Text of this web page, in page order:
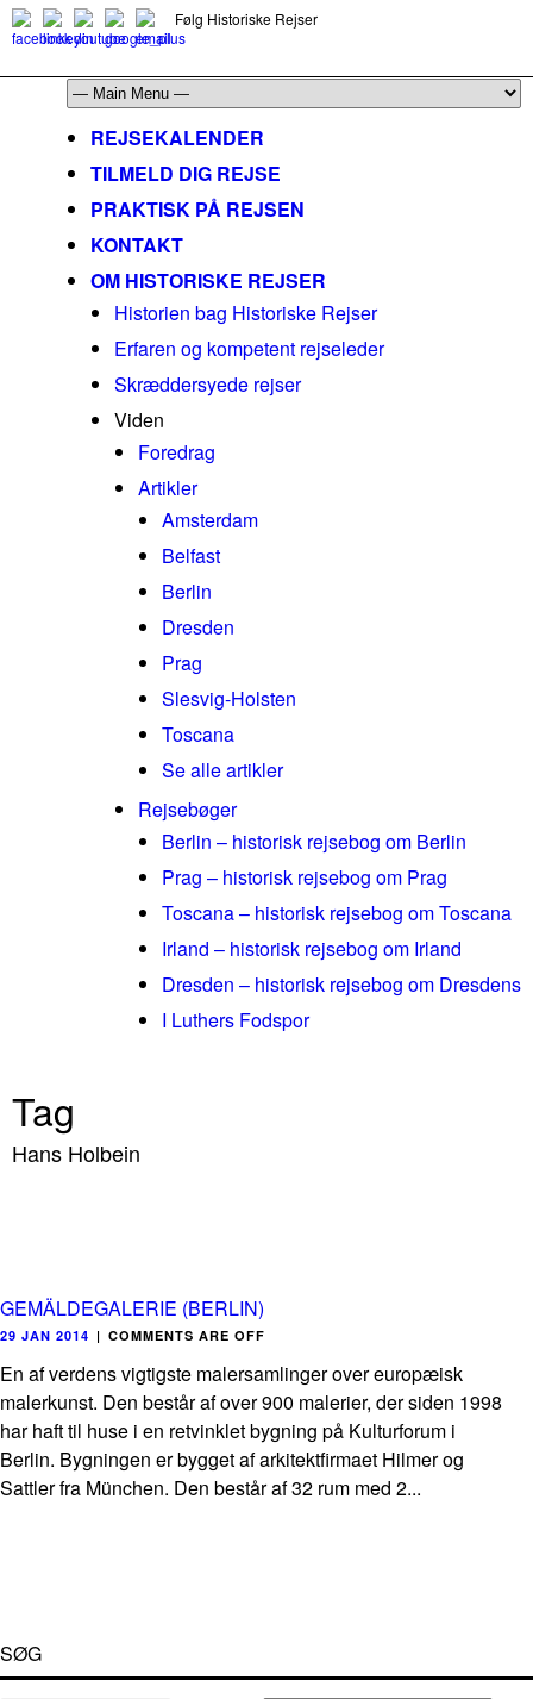
Følg Historiske Rejser
REJSEKALENDER
TILMELD DIG REJSE
PRAKTISK PÅ REJSEN
KONTAKT
OM HISTORISKE REJSER
Historien bag Historiske Rejser
Erfaren og kompetent rejseleder
Skræddersyede rejser
Viden
Foredrag
Artikler
Amsterdam
Belfast
Berlin
Dresden
Prag
Slesvig-Holsten
Toscana
Se alle artikler
Rejsebøger
Berlin – historisk rejsebog om Berlin
Prag – historisk rejsebog om Prag
Toscana – historisk rejsebog om Toscana
Irland – historisk rejsebog om Irland
Dresden – historisk rejsebog om Dresdens
I Luthers Fodspor
Tag
Hans Holbein
GEMÄLDEGALERIE (BERLIN)
29 JAN 2014 | COMMENTS ARE OFF
En af verdens vigtigste malersamlinger over europæisk
malerkunst. Den består af over 900 malerier, der siden 1998
har haft til huse i en retvinklet bygning på Kulturforum i
Berlin. Bygningen er bygget af arkitektfirmaet Hilmer og
Sattler fra München. Den består af 32 rum med 2...
SØG